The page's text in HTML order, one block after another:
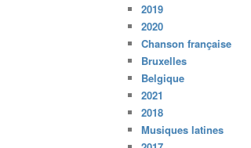
2019
2020
Chanson française
Bruxelles
Belgique
2021
2018
Musiques latines